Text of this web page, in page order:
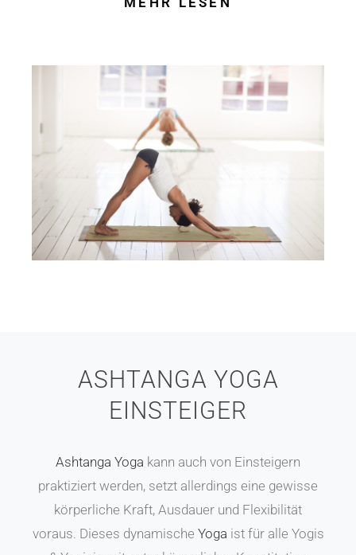
ASHTANGA YOGA
EINSTEIGER
Ashtanga Yoga kann auch von Einsteigern
praktiziert werden, setzt allerdings eine gewisse
körperliche Kraft, Ausdauer und Flexibilität
voraus. Dieses dynamische Yoga ist für alle Yogis